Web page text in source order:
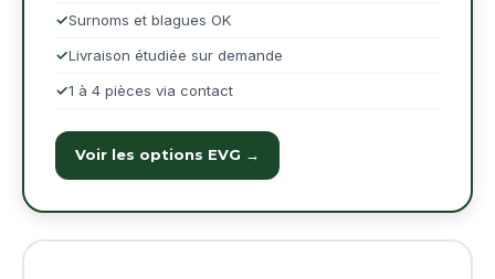
Surnoms et blagues OK
Livraison étudiée sur demande
1 à 4 pièces via contact
Voir les options EVG →